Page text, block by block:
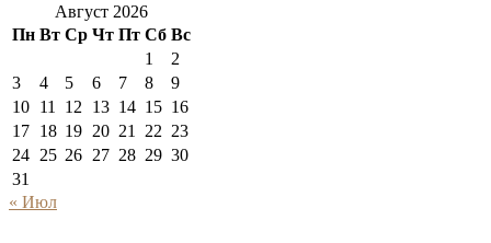
Август 2026
Пн Вт Ср Чт Пт Сб Вс
1
2
3
4 5 6 7 8
9
10 11 12 13 14 15 16
17 18 19 20 21 22 23
24 25 26 27 28 29 30
31
« Июл